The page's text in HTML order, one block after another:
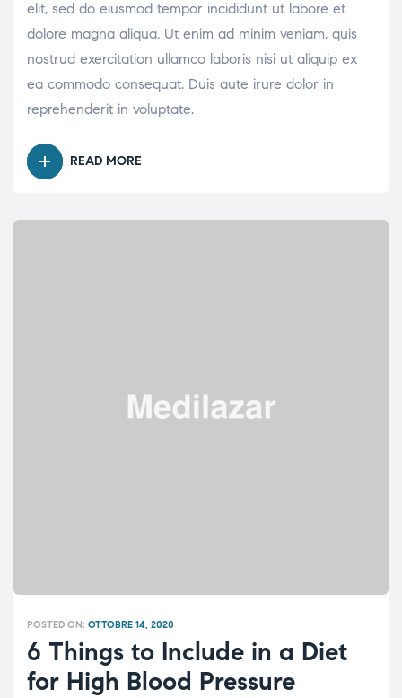
elit, sed do eiusmod tempor incididunt ut labore et
dolore magna aliqua. Ut enim ad minim veniam, quis
nostrud exercitation ullamco laboris nisi ut aliquip ex
ea commodo consequat. Duis aute irure dolor in
reprehenderit in voluptate.
READ MORE
POSTED ON: OTTOBRE 14, 2020
6 Things to Include in a Diet
for High Blood Pressure